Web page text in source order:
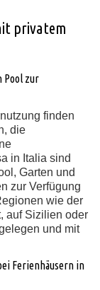
privatem
Pool zur
finden
die
in Italia sind
Garten und
zur Verfügung
wie der
auf Sizilien oder
und mit
Ferienhäusern in